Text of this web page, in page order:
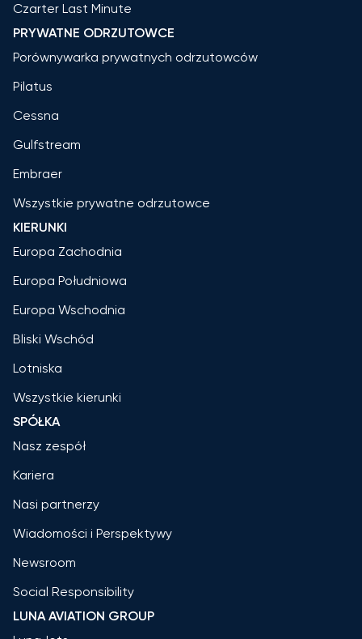
Czarter Last Minute
PRYWATNE ODRZUTOWCE
Porównywarka prywatnych odrzutowców
Pilatus
Cessna
Gulfstream
Embraer
Wszystkie prywatne odrzutowce
KIERUNKI
Europa Zachodnia
Europa Południowa
Europa Wschodnia
Bliski Wschód
Lotniska
Wszystkie kierunki
SPÓŁKA
Nasz zespół
Kariera
Nasi partnerzy
Wiadomości i Perspektywy
Newsroom
Social Responsibility
LUNA AVIATION GROUP